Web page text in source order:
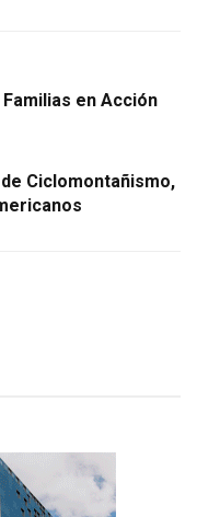
en Acción
Ciclomontañismo,